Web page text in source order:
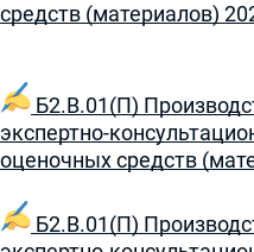
средств (материалов)
Б2.В.01(П)
экспертно-
оценочных средств
Б2.В.01(П)